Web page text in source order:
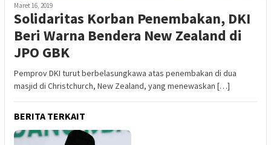
Maret 16, 2019
Solidaritas Korban Penembakan, DKI
Beri Warna Bendera New Zealand di
JPO GBK
Pemprov DKI turut berbelasungkawa atas penembakan di dua
masjid di Christchurch, New Zealand, yang menewaskan […]
BERITA TERKAIT